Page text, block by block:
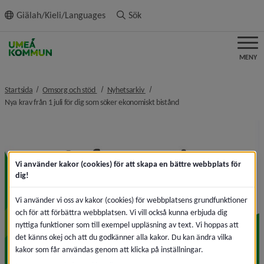
innehållet
Giälah/Kieli/Languages Sök
MENY
Startsida Omsorg och stöd nivå i brödsmulenavigeringen
Nyhetsarkiv nivå i brödsmulenavigeringen
Nya krav från 1 juli för dig som söker ekonomiskt biståndnivå i
Vi använder kakor (cookies) för att skapa en bättre webbplats för
dig!
Vi använder vi oss av kakor (cookies) för webbplatsens grundfunktioner
och för att förbättra webbplatsen. Vi vill också kunna erbjuda dig
nyttiga funktioner som till exempel uppläsning av text. Vi hoppas att
det känns okej och att du godkänner alla kakor. Du kan ändra vilka
kakor som får användas genom att klicka på inställningar.